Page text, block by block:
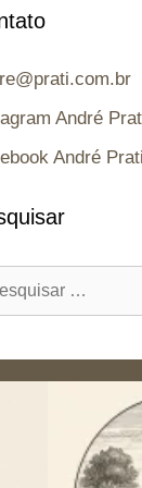
André
André Prati